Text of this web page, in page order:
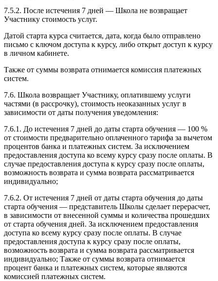
7.5.2. После истечения 7 дней — Школа не возвращает
Участнику стоимость услуг.
Датой старта курса считается, дата, когда было отправлено
письмо с ключом доступа к курсу, либо открыт доступ к курсу
в личном кабинете.
Также от суммы возврата отнимается комиссия платежных
систем.
7.6. Школа возвращает Участнику, оплатившему услуги
частями (в рассрочку), стоимость неоказанных услуг в
зависимости от даты получения уведомления:
7.6.1. До истечения 7 дней до даты старта обучения — 100 %
от стоимости предварительно оплаченного тарифа за вычетом
процентов банка и платежных систем. За исключением
предоставления доступа ко всему курсу сразу после оплаты. В
случае предоставления доступа к курсу сразу после оплаты,
возможность возврата и сумма возврата рассматривается
индивидуально;
7.6.2. От истечения 7 дней от даты старта обучения до даты
старта обучения — представитель Школы сделает перерасчет,
в зависимости от внесенной суммы и количества прошедших
от старта обучения дней. За исключением предоставления
доступа ко всему курсу сразу после оплаты. В случае
предоставления доступа к курсу сразу после оплаты,
возможность возврата и сумма возврата рассматривается
индивидуально; Также от суммы возврата отнимается
процент банка и платежных систем, которые являются
комиссией платежных систем.